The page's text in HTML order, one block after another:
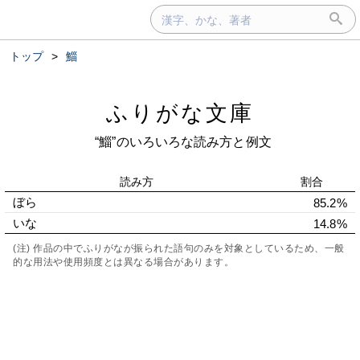
トップ > 鯔
ふりがな文庫
“鯔”のいろいろな読み方と例文
読み方 割合
ぼら
85.2%
いな
14.8%
(注) 作品の中でふりがなが振られた語句のみを対象としているため、一般
的な用法や使用頻度とは異なる場合があります。